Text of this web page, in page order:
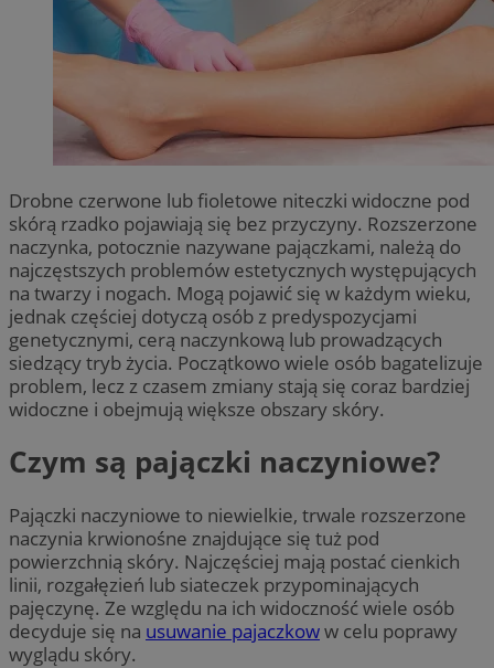
Drobne czerwone lub fioletowe niteczki widoczne pod
skórą rzadko pojawiają się bez przyczyny. Rozszerzone
naczynka, potocznie nazywane pajączkami, należą do
najczęstszych problemów estetycznych występujących
na twarzy i nogach. Mogą pojawić się w każdym wieku,
jednak częściej dotyczą osób z predyspozycjami
genetycznymi, cerą naczynkową lub prowadzących
siedzący tryb życia. Początkowo wiele osób bagatelizuje
problem, lecz z czasem zmiany stają się coraz bardziej
widoczne i obejmują większe obszary skóry.
Czym są pajączki naczyniowe?
Pajączki naczyniowe to niewielkie, trwale rozszerzone
naczynia krwionośne znajdujące się tuż pod
powierzchnią skóry. Najczęściej mają postać cienkich
linii, rozgałęzień lub siateczek przypominających
pajęczynę. Ze względu na ich widoczność wiele osób
decyduje się na usuwanie pajaczkoww celu poprawy
wyglądu skóry.